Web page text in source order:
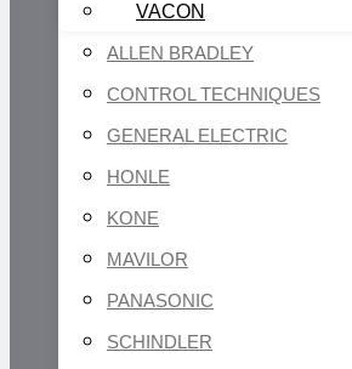
VACON
ALLEN BRADLEY
CONTROL TECHNIQUES
GENERAL ELECTRIC
HONLE
KONE
MAVILOR
PANASONIC
SCHINDLER